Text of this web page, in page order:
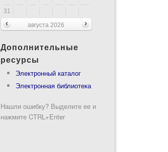
31
августа 2026
Дополнительные
ресурсы
Электронный каталог
Электронная библиотека
Нашли ошибку? Выделите ее и
нажмите CTRL+Enter